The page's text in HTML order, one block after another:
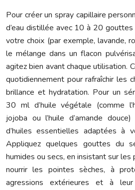
Pour créer un spray capillaire
d’eau distillée avec 10 à 20
votre choix (par exemple, lavande,
le mélange dans un flacon
agitez bien avant chaque utilisation.
quotidiennement pour rafraîchir les
brillance et hydratation. Pour un
30 ml d’huile végétale (comme
jojoba ou l’huile d’amande
d’huiles essentielles adaptées à
Appliquez quelques gouttes du
humides ou secs, en insistant sur les
nourrir les pointes sèches, à
agressions extérieures et à